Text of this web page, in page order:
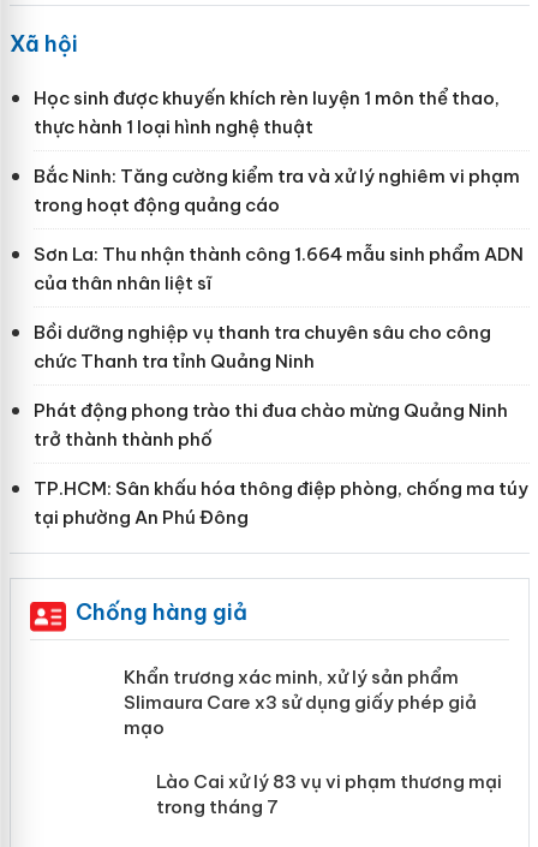
Xã hội
Học sinh được khuyến khích rèn luyện 1 môn thể thao,
thực hành 1 loại hình nghệ thuật
Bắc Ninh: Tăng cường kiểm tra và xử lý nghiêm vi phạm
trong hoạt động quảng cáo
Sơn La: Thu nhận thành công 1.664 mẫu sinh phẩm ADN
của thân nhân liệt sĩ
Bồi dưỡng nghiệp vụ thanh tra chuyên sâu cho công
chức Thanh tra tỉnh Quảng Ninh
Phát động phong trào thi đua chào mừng Quảng Ninh
trở thành thành phố
TP.HCM: Sân khấu hóa thông điệp phòng, chống ma túy
tại phường An Phú Đông
Chống hàng giả
Khẩn trương xác minh, xử lý sản phẩm
Slimaura Care x3 sử dụng giấy phép